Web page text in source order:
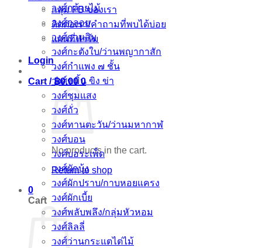
กลุ่ม FB ของเรา
ติดต่อเรา/คำถามที่พบได้บ่อย
แผนที่ฟาร์ม
Login
Cart /฿0.00 0
No products in the cart.
Return to shop
0
Cart
วงศ์กล้วยไม้
วงศ์กลอย
วงศ์กวนอิม
วงศ์กะตังใบ/ว่านพญากาสัก
วงศ์กำแพง ๗ ชั้น
วงศ์ขมิ้น ขิง ข่า
วงศ์ชุมแสง
วงศ์ถั่ว
วงศ์ทานตะวัน/ว่านมหากาฬ
วงศ์บอน
วงศ์บอระเพ็ด
วงศ์ผักบุ้ง
วงศ์ผักปราบ/กาบหอยแครง
วงศ์ผักเบี้ย
วงศ์พลับพลึง/กลุ่มหัวหอม
วงศ์ลิลลี่
วงศ์ว่านกระแตไต่ไม้